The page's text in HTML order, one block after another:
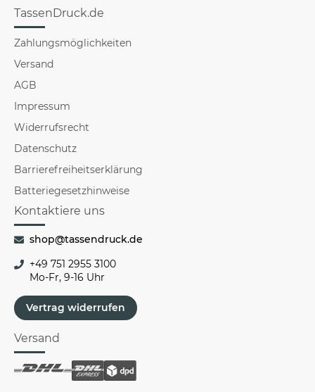
TassenDruck.de
Zahlungsmöglichkeiten
Versand
AGB
Impressum
Widerrufsrecht
Datenschutz
Barrierefreiheitserklärung
Batteriegesetzhinweise
Kontaktiere uns
shop@tassendruck.de
+49 751 2955 3100
Mo-Fr, 9-16 Uhr
Vertrag widerrufen
Versand